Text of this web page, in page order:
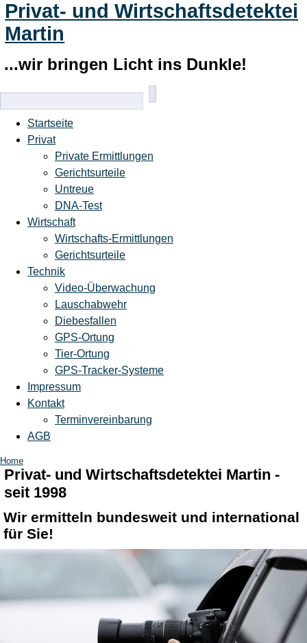
Privat- und Wirtschaftsdetektei
Martin
...wir bringen Licht ins Dunkle!
Startseite
Privat
Private Ermittlungen
Gerichtsurteile
Untreue
DNA-Test
Wirtschaft
Wirtschafts-Ermittlungen
Gerichtsurteile
Technik
Video-Überwachung
Lauschabwehr
Diebesfallen
GPS-Ortung
Tier-Ortung
GPS-Tracker-Systeme
Impressum
Kontakt
Terminvereinbarung
AGB
Home
Privat- und Wirtschaftsdetektei Martin -
seit 1998
Wir ermitteln bundesweit und international
für Sie!